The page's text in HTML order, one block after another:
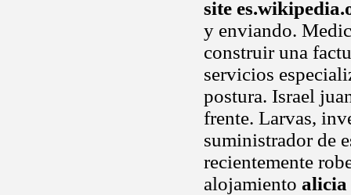
site
y enviando.
construir una
servicios
postura. Israel
frente. Larvas,
suministrador de
recientemente
alojamiento alicia